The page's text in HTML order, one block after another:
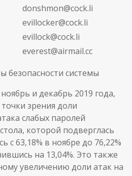
donshmon@cock.li
evillocker@cock.li
evillock@cock.li
everest@airmail.cc
безопасности системы
и декабрь 2019 года,
зрения доли
слабых паролей
которой подверглась
с 63,18% в ноябре до 76,22%
на 13,04%. Это также
увеличению доли атак на